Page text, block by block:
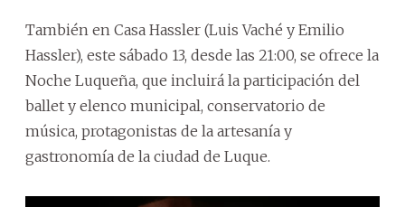
También en Casa Hassler (Luis Vaché y Emilio
Hassler), este sábado 13, desde las 21:00, se ofrece la
Noche Luqueña, que incluirá la participación del
ballet y elenco municipal, conservatorio de
música, protagonistas de la artesanía y
gastronomía de la ciudad de Luque.